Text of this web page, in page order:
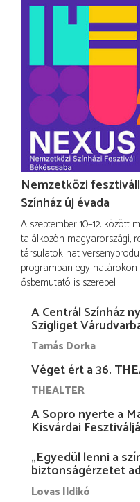
Nemzetközi
Színház új évada
A szeptember 10–12. között
találkozón magyarországi,
társulatok hat
programban egy
ősbemutató is szerepel.
A Centrál Színház
Szigliget
Tamás Dorka
Véget ért a 36.
THEALTER
A Sopro nyerte a
Kisvárdai
„Egyedül lenni a
biztonságérzetet
más nélkül is
Lovas Ildikó